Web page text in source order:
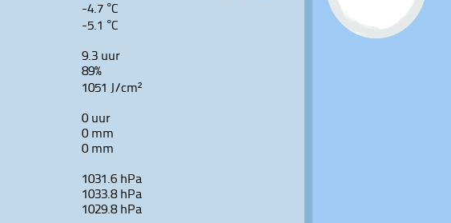
-4.7 °C
-5.1 °C
9.3 uur
89%
1051 J/cm²
0 uur
0 mm
0 mm
1031.6 hPa
1033.8 hPa
1029.8 hPa